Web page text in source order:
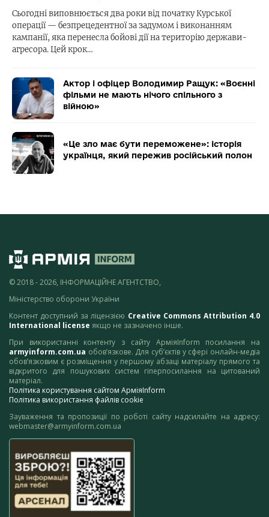
Сьогодні виповнюється два роки від початку Курської
операції — безпрецедентної за задумом і виконанням
кампанії, яка перенесла бойові дії на територію держави-
агресора. Цей крок…
Актор і офіцер Володимир Ращук: «Воєнні
фільми не мають нічого спільного з
війною»
«Це зло має бути переможене»: історія
українця, який пережив російський полон
© 2018 - 2026, ІНФОРМАЦІЙНЕ АГЕНТСТВО,
Міністерство оборони України
Контент доступний за ліцензією Creative Commons Attribution 4.0
International license якщо не зазначено інше.
При використанні контенту з сайту АрміяInform посилання на
armyinform.com.ua обов’язкове. Для суб’єктів у сфері онлайн-медіа
обов’язковим є розміщення у першому абзаці матеріалу прямого та
відкритого для пошукових систем гіперпосилання на цитований
матеріал.
Політика користування сайтом АрміяInform
Політика використання файлів cookie
Зауваження та пропозиції по роботі сайту надсилайте на адресу:
webmaster@armyinform.com.ua